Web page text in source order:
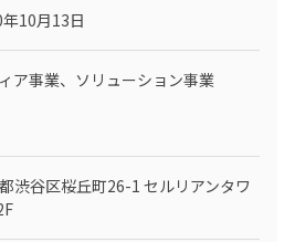
10月13日
ア事業、ソリューション事業
渋谷区桜丘町26-1 セルリアンタワ